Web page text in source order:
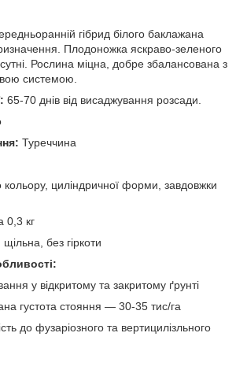
гібрид білого баклажана
Плодоножка яскраво-зеленого
Рослина міцна, добре збалансована з
системою.
65-70 днів від висаджування розсади.
Туреччина
кольору, циліндричної форми, завдовжки
0,3 кг
без гіркоти
у відкритому та закритому ґрунті
густота стояння — 30-35 тис/га
до фузаріозного та вертицилізльного